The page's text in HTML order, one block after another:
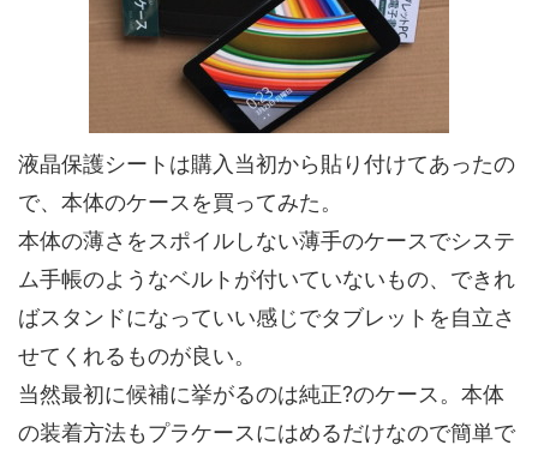
液晶保護シートは購入当初から貼り付けてあったの
で、本体のケースを買ってみた。
本体の薄さをスポイルしない薄手のケースでシステ
ム手帳のようなベルトが付いていないもの、できれ
ばスタンドになっていい感じでタブレットを自立さ
せてくれるものが良い。
当然最初に候補に挙がるのは純正?のケース。本体
の装着方法もプラケースにはめるだけなので簡単で